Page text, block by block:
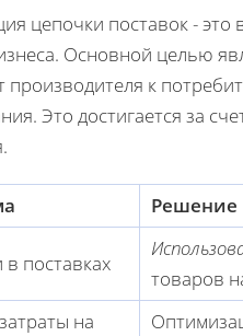
цепочки поставок - это
Основной целью
производителя к
Это достигается за
Решение
поставках
товаров
на